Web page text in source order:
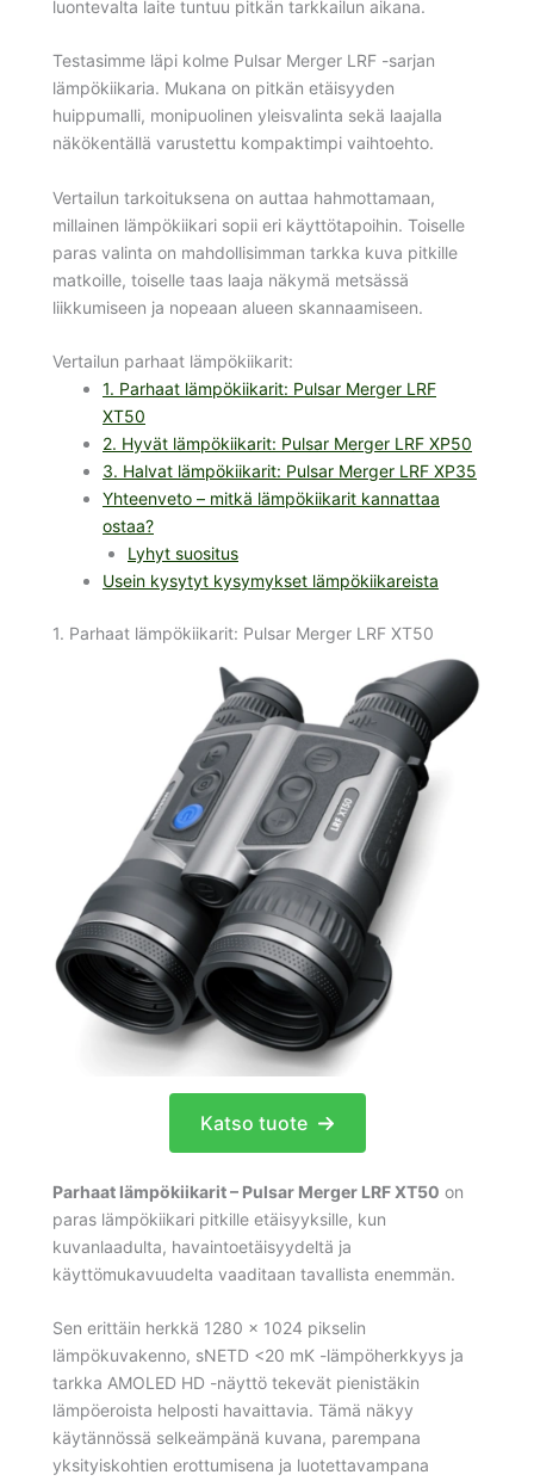
luontevalta laite tuntuu pitkän tarkkailun aikana.
Testasimme läpi kolme Pulsar Merger LRF -sarjan
lämpökiikaria. Mukana on pitkän etäisyyden
huippumalli, monipuolinen yleisvalinta sekä laajalla
näkökentällä varustettu kompaktimpi vaihtoehto.
Vertailun tarkoituksena on auttaa hahmottamaan,
millainen lämpökiikari sopii eri käyttötapoihin. Toiselle
paras valinta on mahdollisimman tarkka kuva pitkille
matkoille, toiselle taas laaja näkymä metsässä
liikkumiseen ja nopeaan alueen skannaamiseen.
Vertailun parhaat lämpökiikarit:
1. Parhaat lämpökiikarit: Pulsar Merger LRF
XT50
2. Hyvät lämpökiikarit: Pulsar Merger LRF XP50
3. Halvat lämpökiikarit: Pulsar Merger LRF XP35
Yhteenveto – mitkä lämpökiikarit kannattaa
ostaa?
Lyhyt suositus
Usein kysytyt kysymykset lämpökiikareista
1. Parhaat lämpökiikarit: Pulsar Merger LRF XT50
Katso tuote
Parhaat lämpökiikarit – Pulsar Merger LRF XT50 on
paras lämpökiikari pitkille etäisyyksille, kun
kuvanlaadulta, havaintoetäisyydeltä ja
käyttömukavuudelta vaaditaan tavallista enemmän.
Sen erittäin herkkä 1280 × 1024 pikselin
lämpökuvakenno, sNETD <20 mK -lämpöherkkyys ja
tarkka AMOLED HD -näyttö tekevät pienistäkin
lämpöeroista helposti havaittavia. Tämä näkyy
käytännössä selkeämpänä kuvana, parempana
yksityiskohtien erottumisena ja luotettavampana